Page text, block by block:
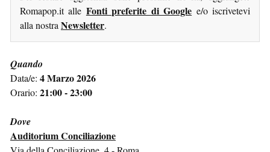
Romapop.it alle Fonti preferite di Google e/o iscrivetevi
alla nostra Newsletter.
Quando
Data/e: 4 Marzo 2026
Orario: 21:00 - 23:00
Dove
Auditorium Conciliazione